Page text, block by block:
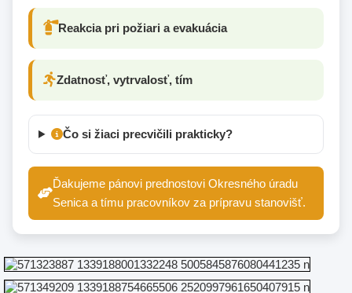
Reakcia pri požiari a evakuácia
Zdatnosť, vytrvalosť, tím
Čo si žiaci precvičili prakticky?
Ďakujeme pánovi prednostovi Okresného úradu
Senica a tímu pracovníkov za prípravu stanovišť.